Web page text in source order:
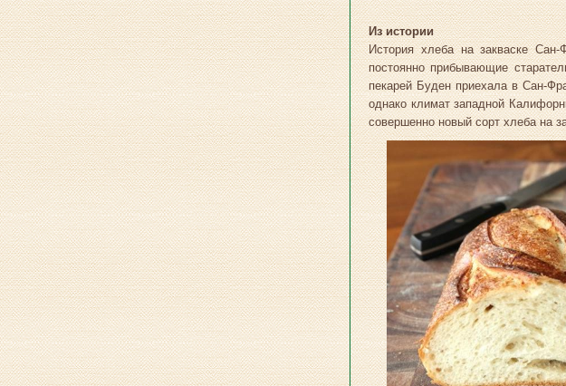
Из истории
История хлеба на закваске
постоянно прибывающие
пекарей Буден приехала в Сан-
однако климат западной
совершенно новый сорт хлеба на